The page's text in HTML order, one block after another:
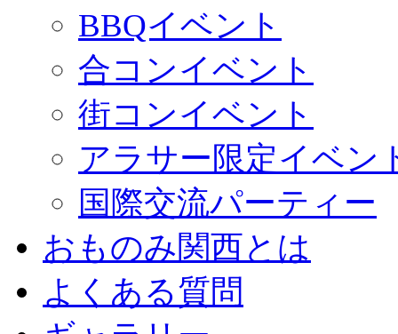
BBQイベント
合コンイベント
街コンイベント
アラサー限定イベン
国際交流パーティー
おものみ関西とは
よくある質問